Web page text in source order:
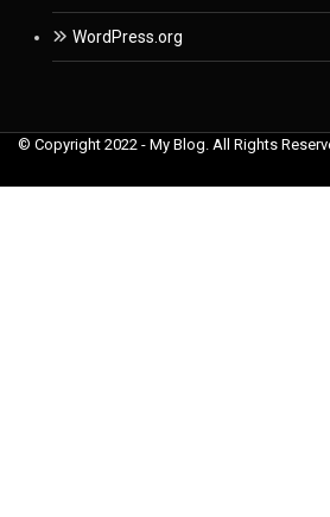
WordPress.org
© Copyright 2022 - My Blog. All Rights